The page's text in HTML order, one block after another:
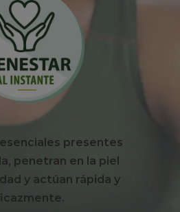
presentes
penetran en la piel
y actúan rápida y